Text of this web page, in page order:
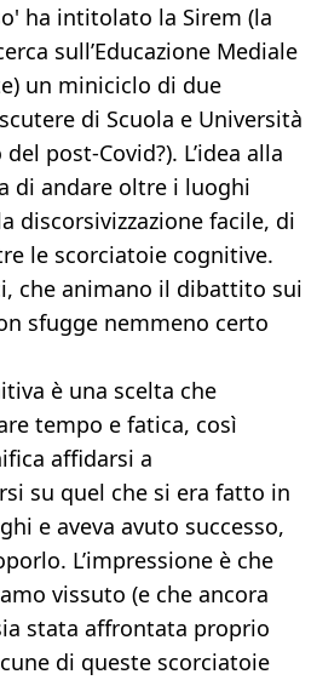
ha intitolato la Sirem (la
sull’Educazione Mediale
un miniciclo di due
di Scuola e Università
post-Covid?). L’idea alla
di andare oltre i luoghi
discorsivizzazione facile, di
le scorciatoie cognitive.
che animano il dibattito sui
sfugge nemmeno certo
è una scelta che
tempo e fatica, così
affidarsi a
su quel che si era fatto in
e aveva avuto successo,
L’impressione è che
vissuto (e che ancora
stata affrontata proprio
di queste scorciatoie